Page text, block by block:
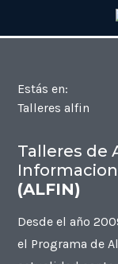
Estás en:
Talleres alfin
Talleres de
(ALFIN)
Desde el año
el Programa de